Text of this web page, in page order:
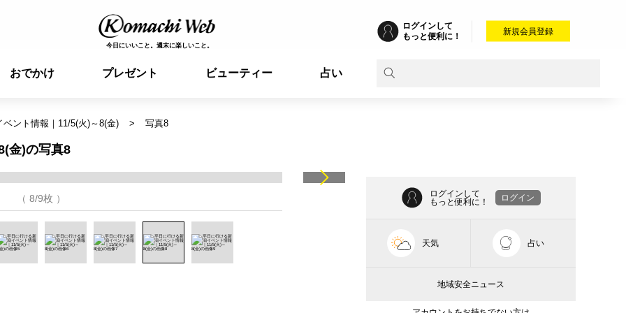
今日にいいこと。週末に楽しいこと。
ログインして
もっと便利に！
新規会員登録
おでかけ プレゼント ビューティー 占い
ント情報｜11/5(火)～8(金) 写真8
金)の写真8
（ 8/9枚 ）
ログインして
もっと便利に！
ログイン
天気 占い
地域安全ニュース